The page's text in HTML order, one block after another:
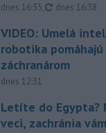
dnes 16:35, aktualizované
dnes 16:38
VIDEO: Umelá
robotika pomáhajú
záchranárom
dnes 12:31
Letíte do
veci, zachránia